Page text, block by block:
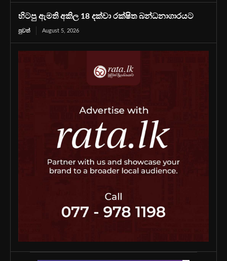
හිටපු ඇමති අකිල 18 දක්වා රක්ෂිත බන්ධනාගාරයට
පුවත් August 5, 2026